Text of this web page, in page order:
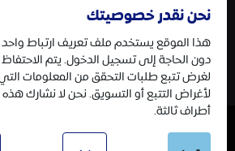
Telegram
نحن نقدر خصوصيتك
هذا الموقع يستخدم ملف تعريف ارتباط
دون الحاجة إلى تسجيل الدخول. يتم
لغرض تتبع طلبات التحقق من المعلومات
لأغراض التتبع أو التسويق. نحن لا نشارك
أطراف ثالثة.